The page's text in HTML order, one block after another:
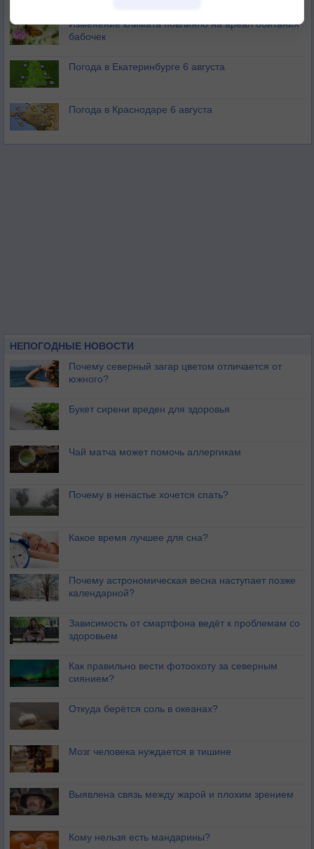
Изменение климата повлияло на ареал обитания
бабочек
Погода в Екатеринбурге 6 августа
Погода в Краснодаре 6 августа
НЕПОГОДНЫЕ НОВОСТИ
Почему северный загар цветом отличается от
южного?
Букет сирени вреден для здоровья
Чай матча может помочь аллергикам
Почему в ненастье хочется спать?
Какое время лучшее для сна?
Почему астрономическая весна наступает позже
календарной?
Зависимость от смартфона ведёт к проблемам со
здоровьем
Как правильно вести фотоохоту за северным
сиянием?
Откуда берётся соль в океанах?
Мозг человека нуждается в тишине
Выявлена связь между жарой и плохим зрением
Кому нельзя есть мандарины?